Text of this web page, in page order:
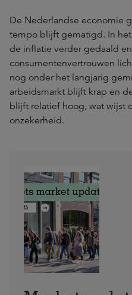
De Nederlandse economie
tempo blijft gematigd. In
de inflatie verder gedaald
consumentenvertrouwen
nog onder het langjarig
arbeidsmarkt blijft krap en
blijft relatief hoog, wat wijst
onzekerheid.